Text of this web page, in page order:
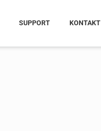
SUPPORT KONTAKT